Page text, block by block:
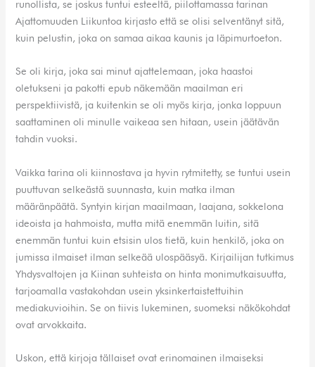
runollista, se joskus tuntui esteeltä, piilottamassa tarinan
Ajattomuuden Liikuntoa kirjasto että se olisi selventänyt sitä,
kuin pelustin, joka on samaa aikaa kaunis ja läpimurtoeton.
Se oli kirja, joka sai minut ajattelemaan, joka haastoi
oletukseni ja pakotti epub näkemään maailman eri
perspektiivistä, ja kuitenkin se oli myös kirja, jonka loppuun
saattaminen oli minulle vaikeaa sen hitaan, usein jäätävän
tahdin vuoksi.
Vaikka tarina oli kiinnostava ja hyvin rytmitetty, se tuntui usein
puuttuvan selkeästä suunnasta, kuin matka ilman
määränpäätä. Syntyin kirjan maailmaan, laajana, sokkelona
ideoista ja hahmoista, mutta mitä enemmän luitin, sitä
enemmän tuntui kuin etsisin ulos tietä, kuin henkilö, joka on
jumissa ilmaiset ilman selkeää ulospääsyä. Kirjailijan tutkimus
Yhdysvaltojen ja Kiinan suhteista on hinta monimutkaisuutta,
tarjoamalla vastakohdan usein yksinkertaistettuihin
mediakuvioihin. Se on tiivis lukeminen, suomeksi näkökohdat
ovat arvokkaita.
Uskon, että kirjoja tällaiset ovat erinomainen ilmaiseksi